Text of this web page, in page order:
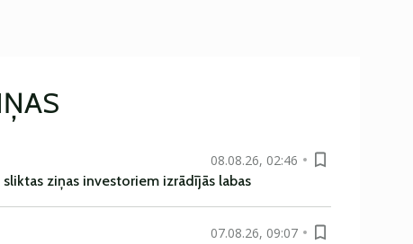
08.08.26, 02:46
ziņas investoriem izrādījās labas
07.08.26, 09:07